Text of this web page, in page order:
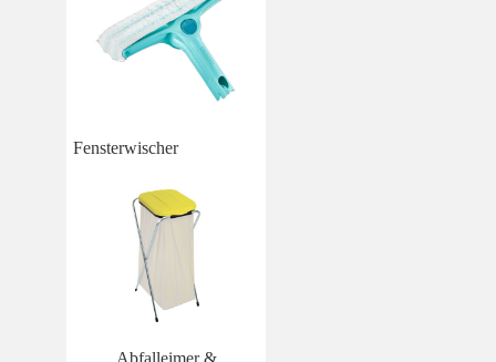
Fensterwischer
Abfalleimer &